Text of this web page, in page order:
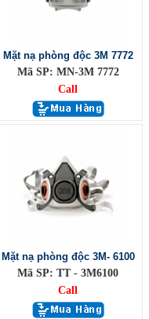
Mặt nạ phòng độc 3M 7772
Mã SP: MN-3M 7772
Call
Mặt nạ phòng độc 3M- 6100
Mã SP: TT - 3M6100
Call